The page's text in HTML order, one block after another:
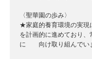
〈聖華園の歩み〉
★家庭的養育環境の実現
を計画的に進めており
に 向け取り組んでい